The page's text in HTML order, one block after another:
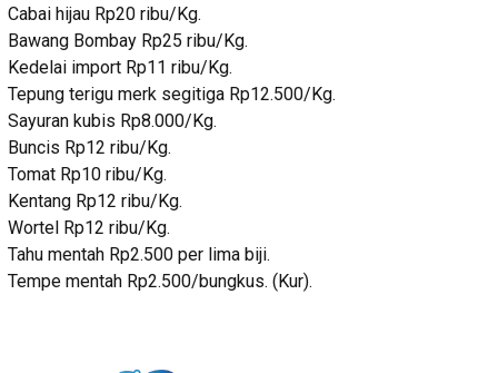
Cabai hijau Rp20 ribu/Kg.
Bawang Bombay Rp25 ribu/Kg.
Kedelai import Rp11 ribu/Kg.
Tepung terigu merk segitiga­ Rp12.500/Kg.
Sayuran kubis Rp8.000/Kg.
Buncis Rp12 ribu/Kg.
Tomat Rp10 ribu/Kg.
Kentang Rp12 ribu/Kg.
Wortel Rp12 ribu/Kg.
Tahu mentah Rp2.500 per lima biji.
Tempe mentah Rp2.500/bungkus. (Kur).